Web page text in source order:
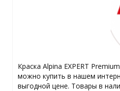
Краска Alpina EXPERT
можно купить в нашем
выгодной цене. Товары в